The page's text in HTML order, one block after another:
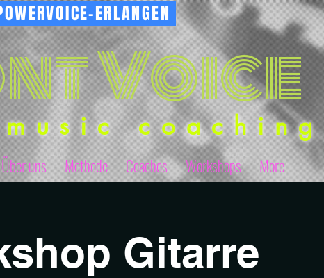
ERLANGEN
coaching
Voice
Über uns Methode Coaches Workshops More
Gitarre